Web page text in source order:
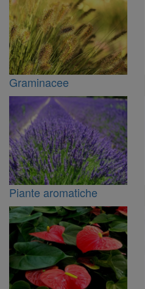
Graminacee
Piante aromatiche